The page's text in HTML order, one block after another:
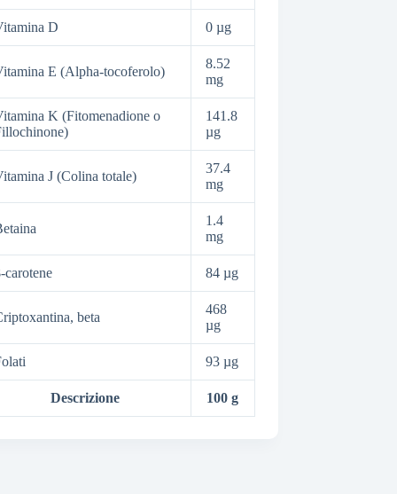
D 0 µg
E (Alpha-tocoferolo)
8.52
mg
K (Fitomenadione o
141.8
µg
J (Colina totale)
37.4
mg
1.4
mg
carotene 84 µg
beta
468
µg
93 µg
Descrizione 100 g